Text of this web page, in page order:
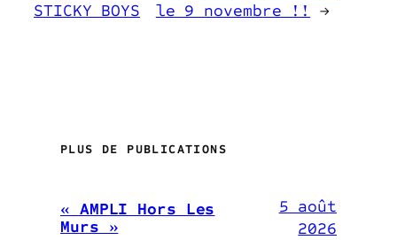
STICKY BOYS
le 9 novembre !!
→
PLUS DE PUBLICATIONS
« AMPLI Hors Les
Murs »
5 août
2026